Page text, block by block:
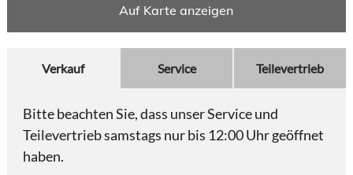
Auf Karte anzeigen
Bitte beachten Sie, dass unser Service und
Teilevertrieb samstags nur bis 12:00 Uhr geöffnet
haben.
Verkauf Service Teilevertrieb